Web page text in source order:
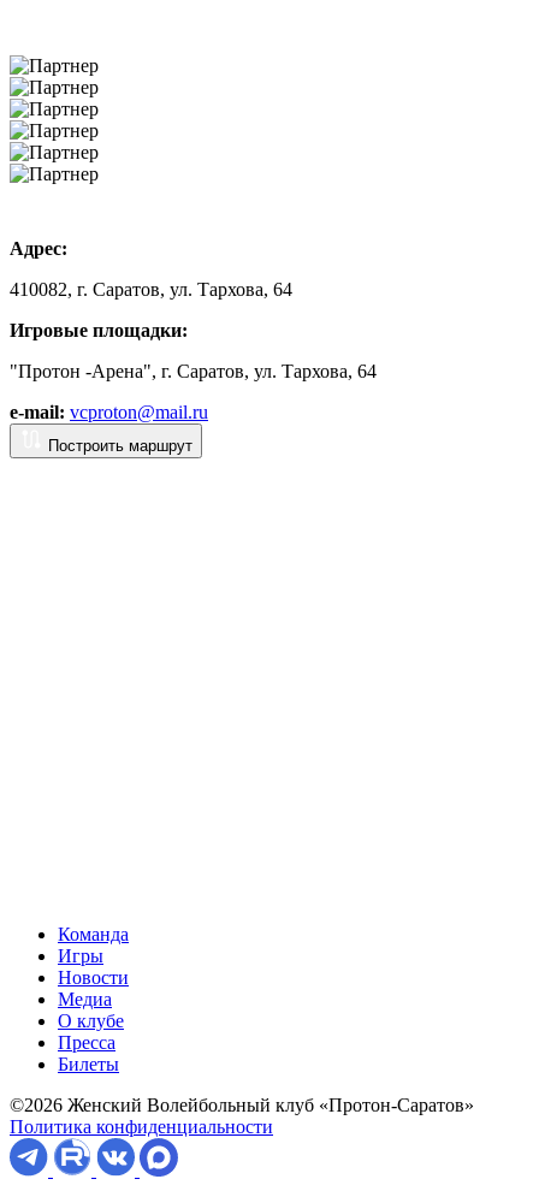
Адрес:
410082, г. Саратов, ул. Тархова, 64
Игровые площадки:
"Протон -Арена", г. Саратов, ул. Тархова, 64
e-mail: vcproton@mail.ru
Построить маршрут
Команда
Игры
Новости
Медиа
О клубе
Пресса
Билеты
©2026 Женский Волейбольный клуб «Протон-Саратов»
Политика конфиденциальности